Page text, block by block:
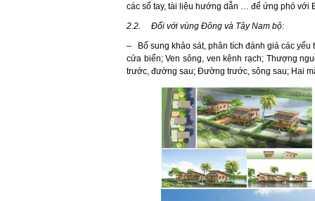
các sổ tay, tài liệu hướng dẫn … để ứng phó với
2.2. Đối với vùng Đông và Tây Nam bộ:
– Bổ sung khảo sát, phân tích đánh giá các
cửa biển; Ven sông, ven kênh rạch; Thượng
trước, đường sau; Đường trước, sông sau; Hai